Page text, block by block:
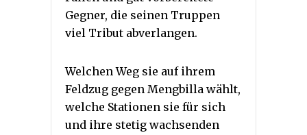
Gegner, die seinen Truppen
viel Tribut abverlangen.
Welchen Weg sie auf ihrem
Feldzug gegen Mengbilla wählt,
welche Stationen sie für sich
und ihre stetig wachsenden